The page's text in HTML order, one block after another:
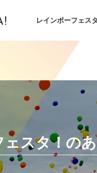
レインボーフェス
ェスタ！の